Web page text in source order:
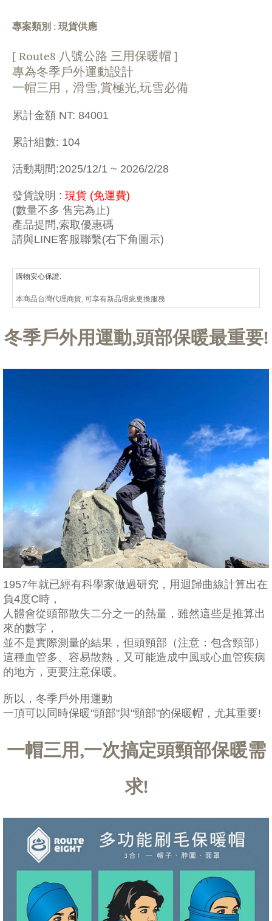
專案類別 : 現貨供應
[ Route8 八號公路 三用保暖帽 ]
專為冬季戶外運動設計
一帽三用，滑雪,賞極光,玩雪必備
累計金額 NT: 84001
累計組數: 104
活動期間:2025/12/1 ~ 2026/2/28
發貨說明 : 現貨 (免運費)
(數量不多 售完為止)
產品提問,索取優惠碼
請與LINE客服聯繫(右下角圖示)
購物安心保證:
本商品台灣代理商貨, 可享有新品瑕疵更換服務
冬季戶外用運動,頭部保暖最重要!
1957年就已經有科學家做過研究，用迴歸曲線計算出在
負4度C時，
人體會從頭部散失二分之一的熱量，雖然這些是推算出
來的數字，
並不是實際測量的結果，但頭頸部（注意：包含頸部）
這種血管多、容易散熱，又可能造成中風或心血管疾病
的地方，更要注意保暖。
所以，冬季戶外用運動
一頂可以同時保暖"頭部"與"頸部"的保暖帽，尤其重要!
一帽三用,一次搞定頭頸部保暖需
求!